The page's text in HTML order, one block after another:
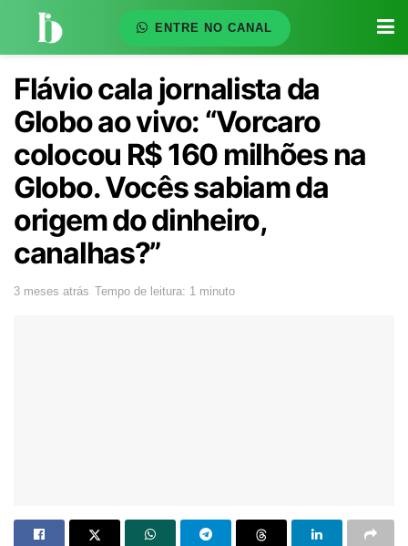
ENTRE NO CANAL
Flávio cala jornalista da
Globo ao vivo: “Vorcaro
colocou R$ 160 milhões na
Globo. Vocês sabiam da
origem do dinheiro,
canalhas?”
3 meses atrás Tempo de leitura: 1 minuto